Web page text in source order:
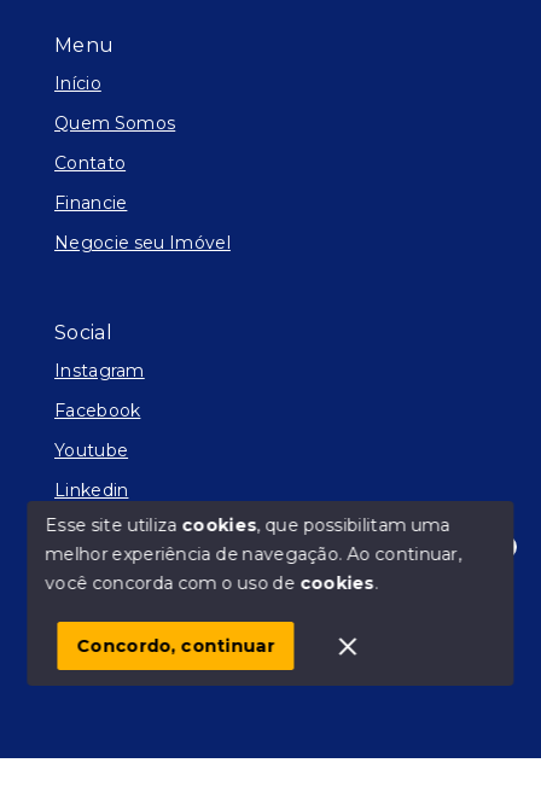
Olá! Estamos disponíveis para te ajudar.
Menu
Início
Quem Somos
Contato
Financie
Negocie seu Imóvel
Social
Instagram
Facebook
Youtube
Linkedin
© Copyright 2026 - Facilitador de Sonhos - Todos os
SITE PARA IMOBILIARIA
Esse site utiliza cookies, que possibilitam uma
melhor experiência de navegação.Ao continuar,
você concorda com o uso de cookies.
Concordo, continuar